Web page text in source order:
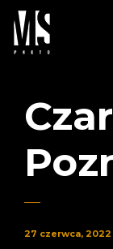
27 czerwca, 2022